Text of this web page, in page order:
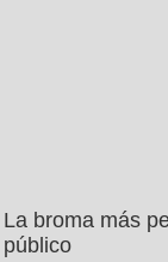
La broma más
público